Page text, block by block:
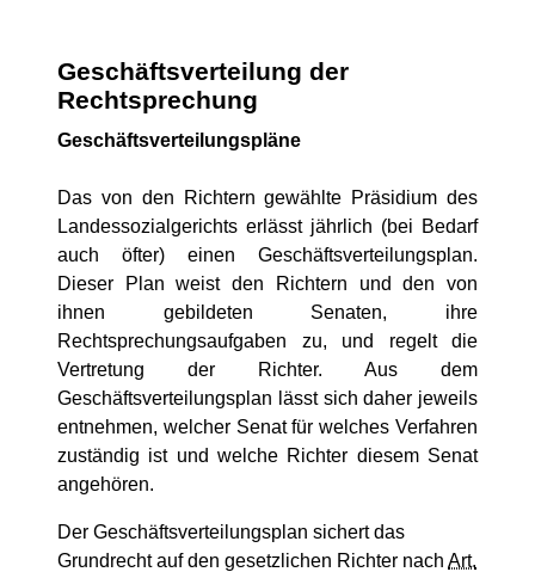
Geschäftsverteilung der
Rechtsprechung
Geschäftsverteilungspläne
Das von den Richtern gewählte Präsidium des
Landessozialgerichts erlässt jährlich (bei Bedarf
auch öfter) einen Geschäftsverteilungsplan.
Dieser Plan weist den Richtern und den von
ihnen gebildeten Senaten, ihre
Rechtsprechungsaufgaben zu, und regelt die
Vertretung der Richter. Aus dem
Geschäftsverteilungsplan lässt sich daher jeweils
entnehmen, welcher Senat für welches Verfahren
zuständig ist und welche Richter diesem Senat
angehören.
Der Geschäftsverteilungsplan sichert das
Grundrecht auf den gesetzlichen Richter nach Art.